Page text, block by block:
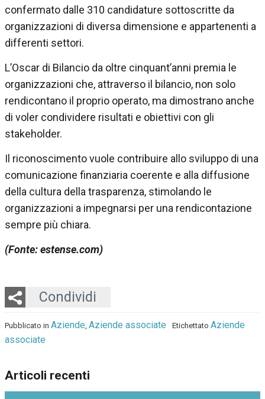
confermato dalle 310 candidature sottoscritte da
organizzazioni di diversa dimensione e appartenenti a
differenti settori.
L’Oscar di Bilancio da oltre cinquant’anni premia le
organizzazioni che, attraverso il bilancio, non solo
rendicontano il proprio operato, ma dimostrano anche
di voler condividere risultati e obiettivi con gli
stakeholder.
Il riconoscimento vuole contribuire allo sviluppo di una
comunicazione finanziaria coerente e alla diffusione
della cultura della trasparenza, stimolando le
organizzazioni a impegnarsi per una rendicontazione
sempre più chiara.
(Fonte: estense.com)
Condividi
Twitter
LinkedIn
Email
Whatsapp
Pubblicato in Aziende, Aziende associate Etichettato Aziende
associate
Articoli recenti